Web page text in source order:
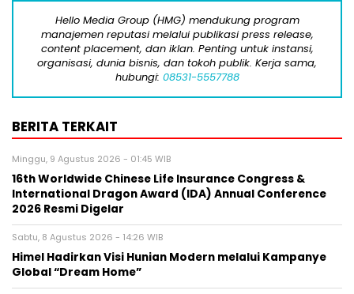
Hello Media Group (HMG) mendukung program
manajemen reputasi melalui publikasi press release,
content placement, dan iklan. Penting untuk instansi,
organisasi, dunia bisnis, dan tokoh publik. Kerja sama,
hubungi: 08531-5557788
BERITA TERKAIT
Minggu, 9 Agustus 2026 - 01:45 WIB
16th Worldwide Chinese Life Insurance Congress &
International Dragon Award (IDA) Annual Conference
2026 Resmi Digelar
Sabtu, 8 Agustus 2026 - 14:26 WIB
Himel Hadirkan Visi Hunian Modern melalui Kampanye
Global “Dream Home”